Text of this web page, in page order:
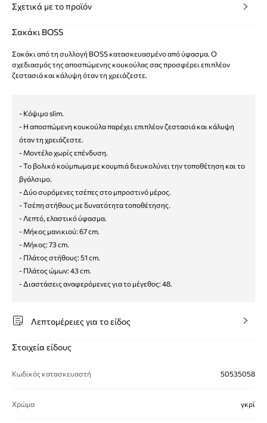
Σχετικά με το προϊόν
Σακάκι BOSS
Σακάκι από τη συλλογή BOSS κατασκευασμένο από ύφασμα. Ο
σχεδιασμός της αποσπώμενης κουκούλας σας προσφέρει επιπλέον
ζεστασιά και κάλυψη όταν τη χρειάζεστε.
- Κόψιμο slim.
- Η αποσπώμενη κουκούλα παρέχει επιπλέον ζεστασιά και κάλυψη
όταν τη χρειάζεστε.
- Μοντέλο χωρίς επένδυση.
- Το βολικό κούμπωμα με κουμπιά διευκολύνει την τοποθέτηση και το
βγάλσιμο.
- Δύο συρόμενες τσέπες στο μπροστινό μέρος.
- Τσέπη στήθους με δυνατότητα τοποθέτησης.
- Λεπτό, ελαστικό ύφασμα.
- Μήκος μανικιού: 67 cm.
- Μήκος: 73 cm.
- Πλάτος στήθους: 51 cm.
- Πλάτος ώμων: 43 cm.
- Διαστάσεις αναφερόμενες για το μέγεθος: 48.
Λεπτομέρειες για το είδος
Στοιχεία είδους
Κωδικός κατασκευαστή 50535058
Χρώμα γκρί